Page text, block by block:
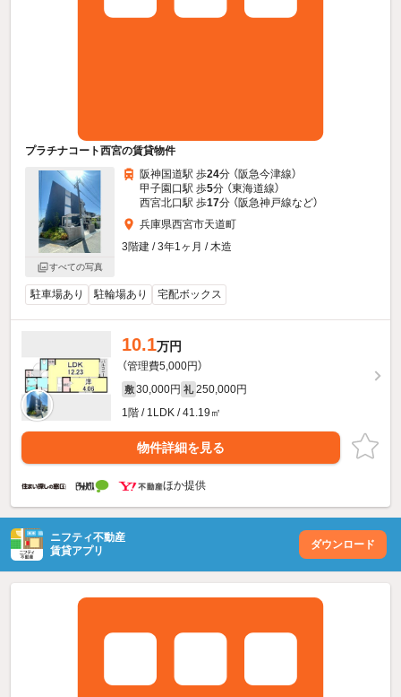
プラチナコート西宮の賃貸物件
すべての写真
阪神国道駅 歩24分 （阪急今津線）
甲子園口駅 歩5分 （東海道線）
西宮北口駅 歩17分 （阪急神戸線など）
兵庫県西宮市天道町
3階建 / 3年1ヶ月 / 木造
駐車場あり 駐輪場あり 宅配ボックス
10.1万円
（管理費5,000円）
敷 30,000円 礼 250,000円
1階 / 1LDK / 41.19㎡
物件詳細を見る
ほか提供
ニフティ不動産
賃貸アプリ
ダウンロード